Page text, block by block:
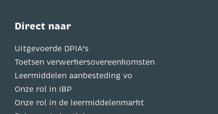
Direct naar
Uitgevoerde DPIA’s
Toetsen verwerkersovereenkomsten
Leermiddelen aanbesteding vo
Onze rol in IBP
Onze rol in de leermiddelenmarkt